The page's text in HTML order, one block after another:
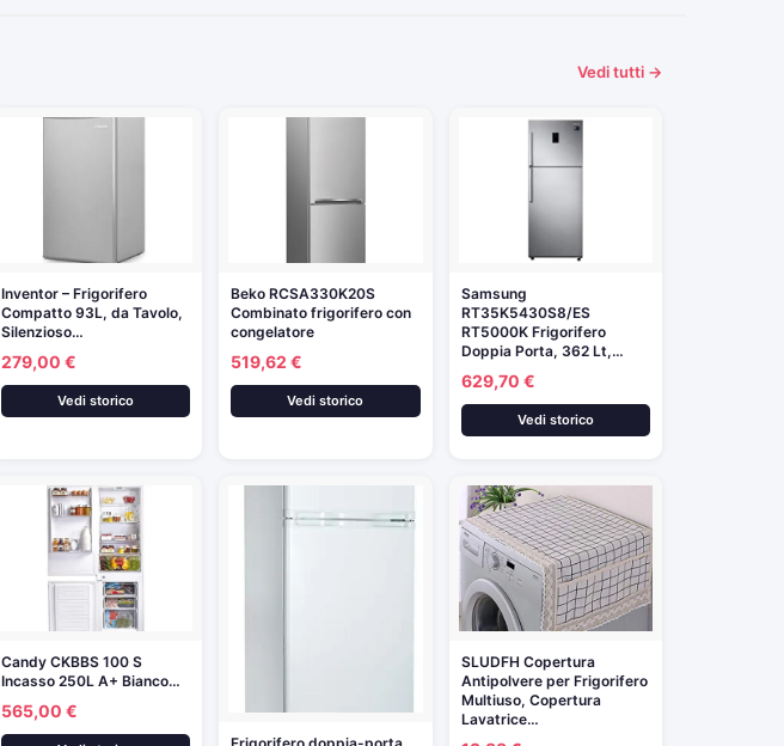
Vedi tutti →
Inventor – Frigorifero
Compatto 93L, da Tavolo,
Silenzioso…
279,00 €
Vedi storico
Beko RCSA330K20S
Combinato frigorifero con
congelatore
519,62 €
Vedi storico
Samsung
RT35K5430S8/ES
RT5000K Frigorifero
Doppia Porta, 362 Lt,…
629,70 €
Vedi storico
Candy CKBBS 100 S
Incasso 250L A+ Bianco…
565,00 €
SLUDFH Copertura
Antipolvere per Frigorifero
Multiuso, Copertura
Lavatrice…